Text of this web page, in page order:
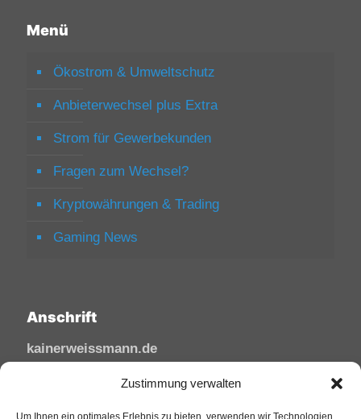
Zustimmung verwalten
Um Ihnen ein optimales Erlebnis zu bieten, verwenden wir Technologien
Menü
Ökostrom & Umweltschutz
Anbieterwechsel plus Extra
Strom für Gewerbekunden
Fragen zum Wechsel?
Kryptowährungen & Trading
Gaming News
Anschrift
kainerweissmann.de
Linzhausenstraße